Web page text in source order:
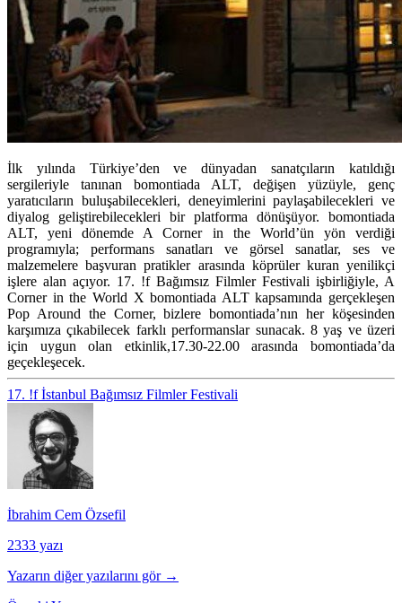
İlk yılında Türkiye’den ve dünyadan sanatçıların katıldığı
sergileriyle tanınan bomontiada ALT, değişen yüzüyle, genç
yaratıcıların buluşabilecekleri, deneyimlerini paylaşabilecekleri ve
diyalog geliştirebilecekleri bir platforma dönüşüyor. bomontiada
ALT, yeni dönemde A Corner in the World’ün yön verdiği
programıyla; performans sanatları ve görsel sanatlar, ses ve
malzemelere başvuran pratikler arasında köprüler kuran yenilikçi
işlere alan açıyor. 17. !f Bağımsız Filmler Festivali işbirliğiyle, A
Corner in the World X bomontiada ALT kapsamında gerçekleşen
Pop Around the Corner, bizlere bomontiada’nın her köşesinden
karşımıza çıkabilecek farklı performanslar sunacak. 8 yaş ve üzeri
için uygun olan etkinlik,17.30-22.00 arasında bomontiada’da
geçekleşecek.
17. !f İstanbul Bağımsız Filmler Festivali
İbrahim Cem Özsefil
2333 yazı
Yazarın diğer yazılarını gör →